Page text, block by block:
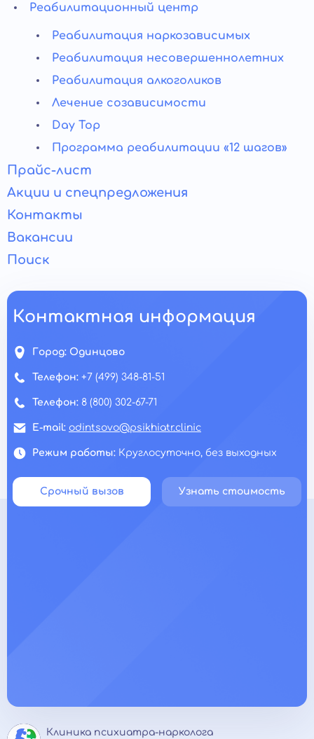
Реабилитационный центр
Реабилитация наркозависимых
Реабилитация несовершеннолетних
Реабилитация алкоголиков
Лечение созависимости
Day Top
Программа реабилитации «12 шагов»
Прайс-лист
Акции и спецпредложения
Контакты
Вакансии
Поиск
Контактная информация
Город: Одинцово
Телефон: +7 (499) 348-81-51
Телефон: 8 (800) 302-67-71
E-mail: odintsovo@psikhiatr.clinic
Режим работы: Круглосуточно, без выходных
Срочный вызов Узнать стоимость
Клиника психиатра-нарколога